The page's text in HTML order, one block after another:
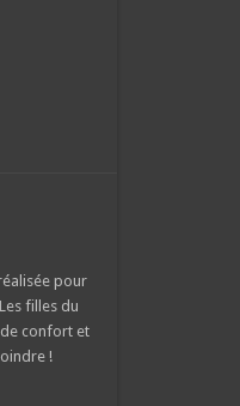
pour
filles du
confort et
!